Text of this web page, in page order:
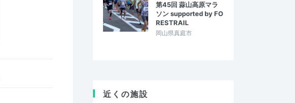
第45回 蒜山高原マラ
ソン supported by FO
RESTRAIL
岡山県真庭市
近くの施設